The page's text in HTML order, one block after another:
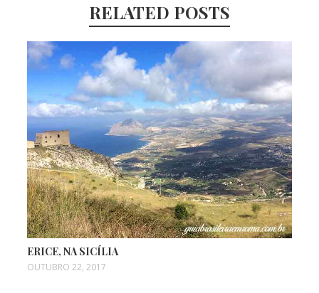
RELATED POSTS
ERICE, NA SICÍLIA
OUTUBRO 22, 2017